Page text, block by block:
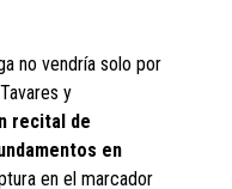
no vendría solo por
y
recital de
en
en el marcador